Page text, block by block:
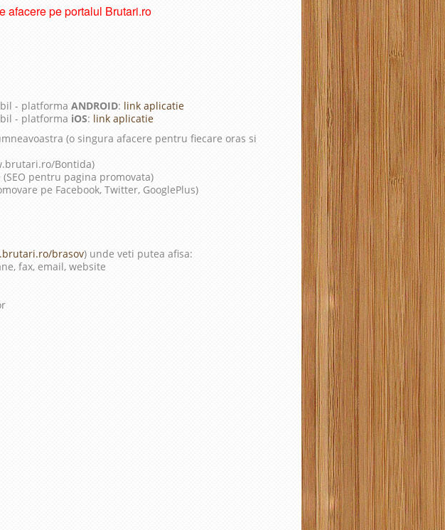
afacere pe portalul Brutari.ro
- platforma ANDROID: link aplicatie
- platforma iOS: link aplicatie
(o singura afacere pentru fiecare oras si
Bontida)
pentru pagina promovata)
pe Facebook, Twitter, GooglePlus)
brasov) unde veti putea afisa:
fax, email, website